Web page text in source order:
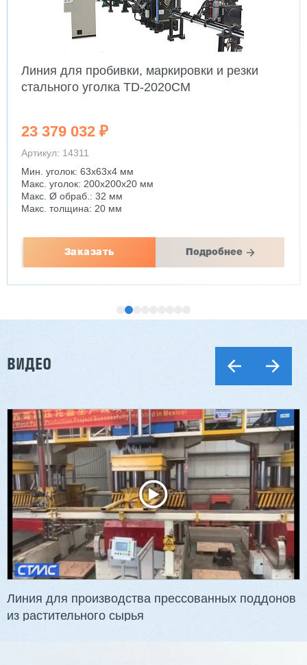
Линия для пробивки, маркировки и резки
стального уголка TD-2020CM
23 379 032 ₽
Артикул: 14311
Мин. уголок: 63x63x4 мм
Макс. уголок: 200x200x20 мм
Макс. Ø обраб.: 32 мм
Макс. толщина: 20 мм
Заказать Подробнее
Двухсторонний шипорез MX6015
2 854 839 ₽
3 201 613 ₽
Артикул: 2497
Длина заготовки: 400-1500 мм
Макс. ширина заготовки: 580 мм
Станок проходного типа
Узлы: 4 пилы, 2 фрезы
ВИДЕО
Линия для производства прессованных поддонов
из растительного сырья